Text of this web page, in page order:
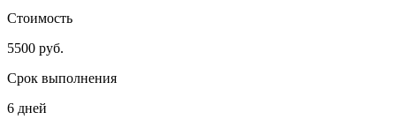
Стоимость
5500 руб.
Срок выполнения
6 дней